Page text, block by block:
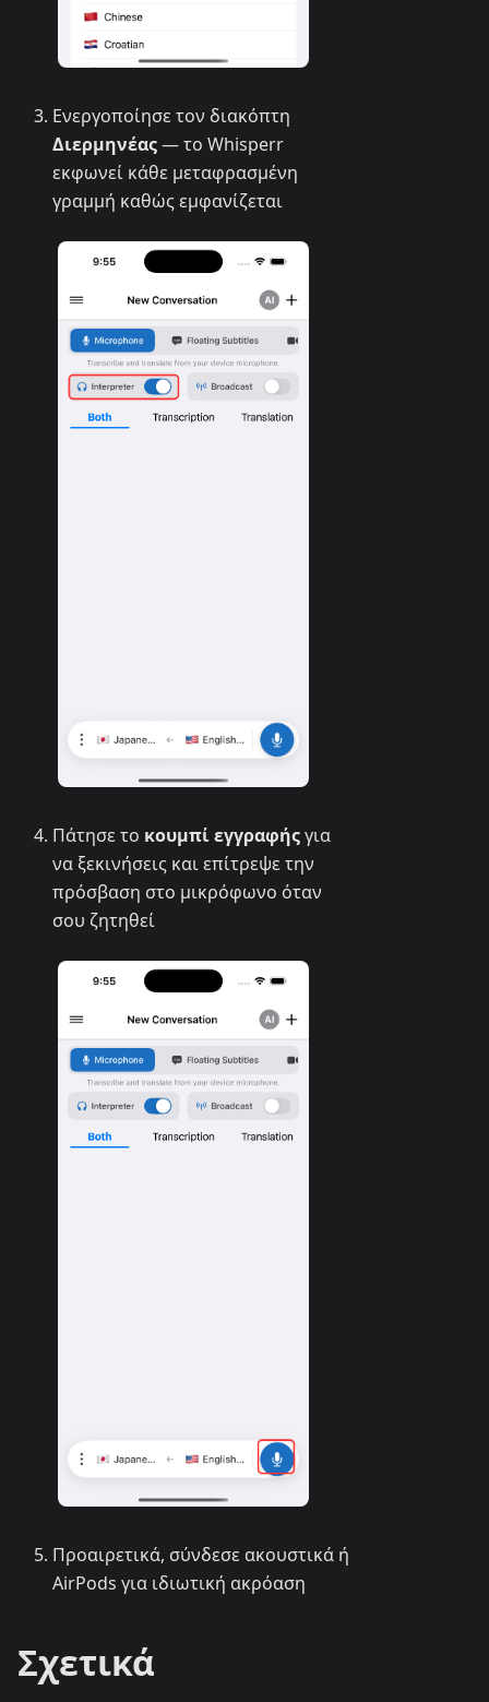
Ενεργοποίησε τον διακόπτη
Διερμηνέας— το Whisperr
εκφωνεί κάθε μεταφρασμένη
γραμμή καθώς εμφανίζεται
Πάτησε το κουμπί εγγραφήςγια
να ξεκινήσεις και επίτρεψε την
πρόσβαση στο μικρόφωνο όταν
σου ζητηθεί
Προαιρετικά, σύνδεσε ακουστικά ή
AirPods για ιδιωτική ακρόαση
Σχετικά